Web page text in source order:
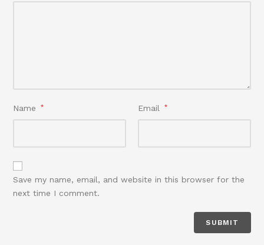
Name * Email *
Save my name, email, and website in this browser for the
next time I comment.